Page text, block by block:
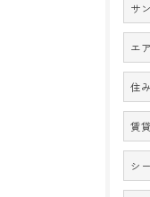
サ
エ
住
賃
シ